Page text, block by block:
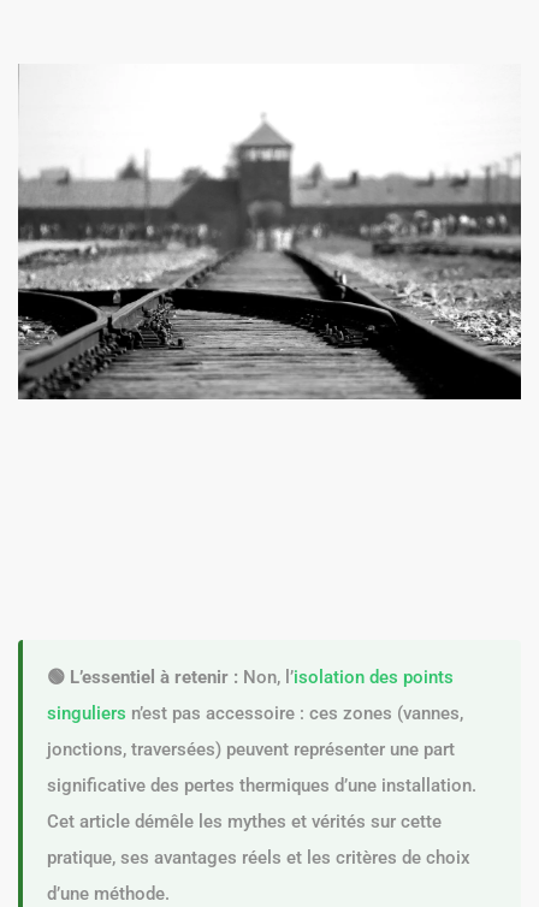
🟢 L’essentiel à retenir : Non, l’isolation des points
singuliers n’est pas accessoire : ces zones (vannes,
jonctions, traversées) peuvent représenter une part
significative des pertes thermiques d’une installation.
Cet article démêle les mythes et vérités sur cette
pratique, ses avantages réels et les critères de choix
d’une méthode.